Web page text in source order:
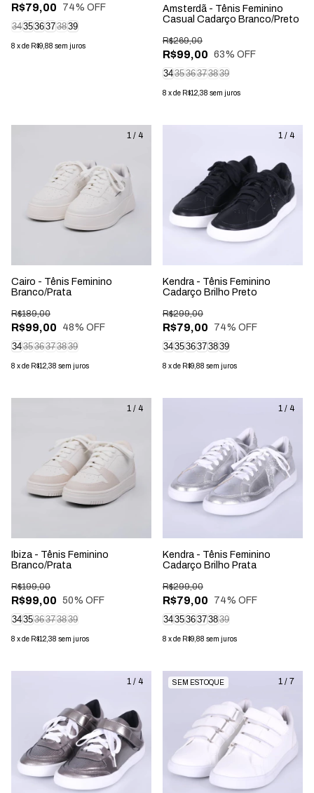
R$79,00 74% OFF
343536373839
8 xde R$9,88 sem juros
Amsterdã - Tênis Feminino
Casual Cadarço Branco/Preto
R$99,00
R$269,00
63% OFF
343536373839
8 xde R$12,38 sem juros
1 / 4
Cairo - Tênis Feminino
Branco/Prata
R$99,00
R$189,00
48% OFF
343536373839
8 xde R$12,38 sem juros
1 / 4
Kendra - Tênis Feminino
Cadarço Brilho Preto
R$79,00
R$299,00
74% OFF
343536373839
8 xde R$9,88 sem juros
1 / 4
Ibiza - Tênis Feminino
Branco/Prata
R$99,00
R$199,00
50% OFF
343536373839
8 xde R$12,38 sem juros
1 / 4
Kendra - Tênis Feminino
Cadarço Brilho Prata
R$79,00
R$299,00
74% OFF
343536373839
8 xde R$9,88 sem juros
1 / 4 1 / 7
SEM ESTOQUE